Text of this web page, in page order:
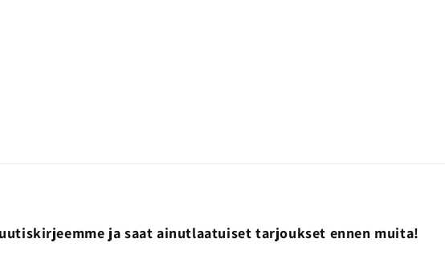
ja saat ainutlaatuiset tarjoukset ennen muita!